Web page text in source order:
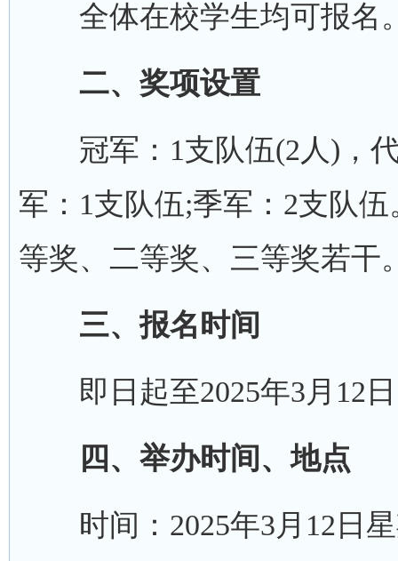
全体在校学生均可报名
二、奖项设置
冠军：1支队伍(2人)，代
军：1支队伍;季军：2支队
等奖、二等奖、三等奖若干
三、报名时间
即日起至2025年3月12日
四、举办时间、地点
时间：2025年3月12日星